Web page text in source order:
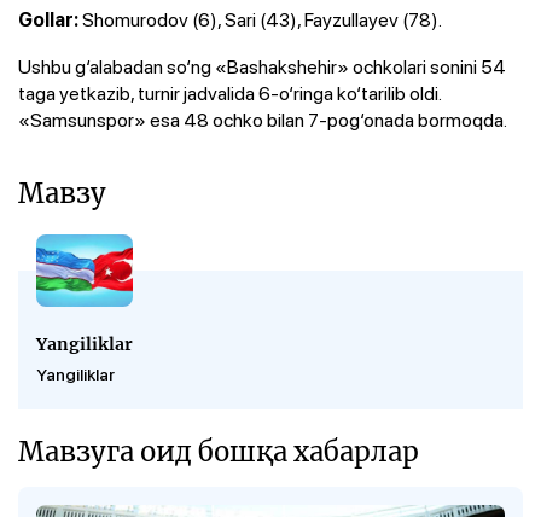
Gollar:Shomurodov (6), Sari (43), Fayzullayev (78).
Ushbu g‘alabadan so‘ng «Bashakshehir» ochkolari sonini 54
taga yetkazib, turnir jadvalida 6-o‘ringa ko‘tarilib oldi.
«Samsunspor» esa 48 ochko bilan 7-pog‘onada bormoqda.
Мавзу
Yangiliklar
Yangiliklar
Мавзуга оид бошқа хабарлар